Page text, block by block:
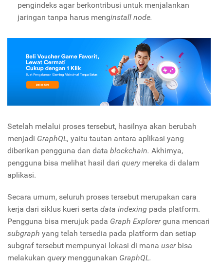
pengindeks agar berkontribusi untuk menjalankan
jaringan tanpa harus menginstall node.
Setelah melalui proses tersebut, hasilnya akan berubah
menjadi GraphQL, yaitu tautan antara aplikasi yang
diberikan pengguna dan data blockchain. Akhirnya,
pengguna bisa melihat hasil dari query mereka di dalam
aplikasi.
Secara umum, seluruh proses tersebut merupakan cara
kerja dari siklus kueri serta data indexing pada platform.
Pengguna bisa merujuk pada Graph Explorerguna mencari
subgraph yang telah tersedia pada platform dan setiap
subgraf tersebut mempunyai lokasi di mana user bisa
melakukan query menggunakan GraphQL.